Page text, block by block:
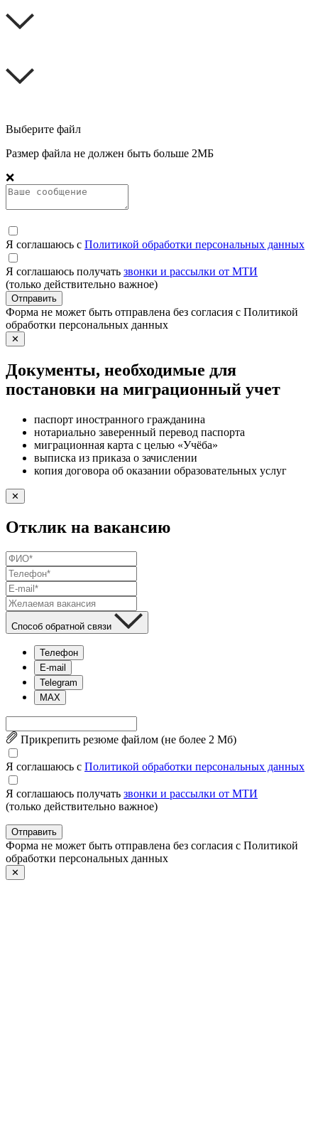
Выберите файл
Размер файла не должен быть больше 2МБ
❌
Я соглашаюсь с Политикой обработки персональных данных
Я соглашаюсь получать звонки и рассылки от МТИ
(только действительно важное)
Отправить
Форма не может быть отправлена без согласия с Политикой
обработки персональных данных
✕
Документы, необходимые для
постановки на миграционный учет
паспорт иностранного гражданина
нотариально заверенный перевод паспорта
миграционная карта с целью «Учёба»
выписка из приказа о зачислении
копия договора об оказании образовательных услуг
✕
Отклик на вакансию
Способ обратной связи
Телефон
E-mail
Telegram
MAX
Прикрепить резюме файлом (не более 2 Mб)
Я соглашаюсь с Политикой обработки персональных данных
Я соглашаюсь получать звонки и рассылки от МТИ
(только действительно важное)
Отправить
Форма не может быть отправлена без согласия с Политикой
обработки персональных данных
✕